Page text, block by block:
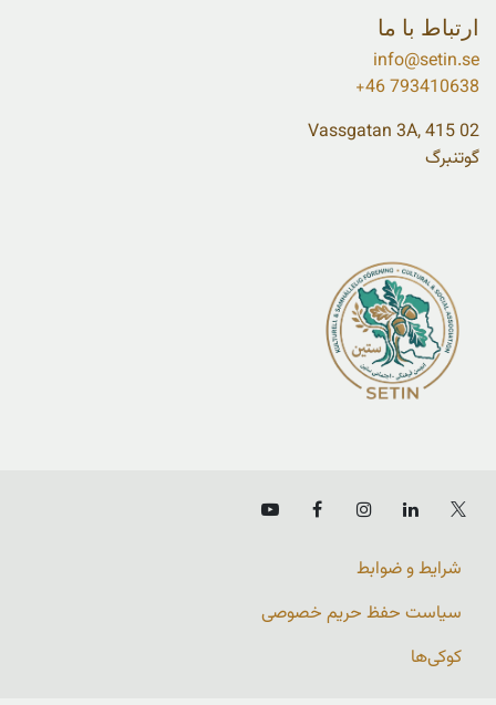
ارتباط با ما
info@setin.se
+46 793410638
Vassgatan 3A, 415 02
گوتنبرگ
شرایط و ضوابط
سیاست حفظ حریم خصوصی
کوکی‌ها